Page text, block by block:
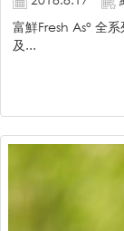
富鮮Fresh As° 全
及...